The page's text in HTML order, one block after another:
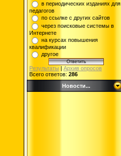
в периодических изданиях для
педагогов
по ссылке с других сайтов
через поисковые системы в
Интернете
на курсах повышения
квалификации
другое
Результаты | Архив опросов
Всего ответов: 286
Новости...